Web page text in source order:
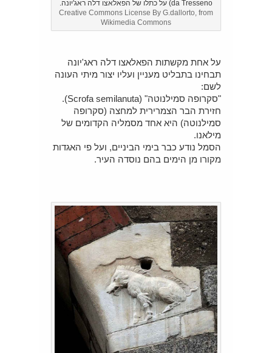
da Tresseno) על כתלו של הפאלאצו דלה ראג'יונה.
Creative Commons License By G.dallorto, from
Wikimedia Commons
על אחת מקשתות הפאלאצו דלה ראג'יונה
תבחינו בתבליט מעניין ועליו יצור מיתי העונה
לשם:
"סקרופה סמילנוטה" (Scrofa semilanuta).
חזירת הבר הצמרירית למחצה (סקרופה
סמילנוטה) היא אחד מסמליה הקדומים של
מילאנו.
הסמל נודע כבר בימי הביניים, ועל פי האגדות
מקורו מן הימים בהם נוסדה העיר.